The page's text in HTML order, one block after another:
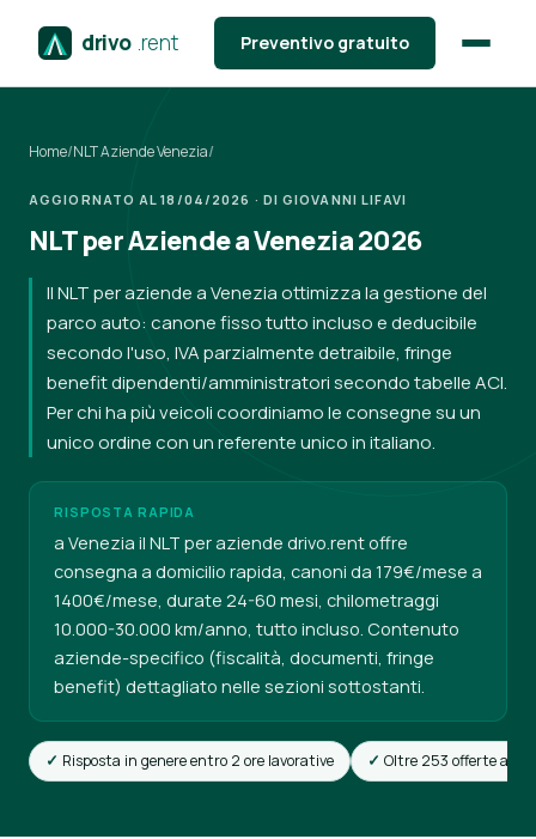
drivo .rent Preventivo gratuito
Home/NLT Aziende Venezia/
AGGIORNATO AL 18/04/2026 · DI GIOVANNI LIFAVI
NLT per Aziende a Venezia 2026
Il NLT per aziende a Venezia ottimizza la gestione del
parco auto: canone fisso tutto incluso e deducibile
secondo l'uso, IVA parzialmente detraibile, fringe
benefit dipendenti/amministratori secondo tabelle ACI.
Per chi ha più veicoli coordiniamo le consegne su un
unico ordine con un referente unico in italiano.
RISPOSTA RAPIDA
a Venezia il NLT per aziende drivo.rent offre
consegna a domicilio rapida, canoni da 179€/mese a
1400€/mese, durate 24-60 mesi, chilometraggi
10.000-30.000 km/anno, tutto incluso. Contenuto
aziende-specifico (fiscalità, documenti, fringe
benefit) dettagliato nelle sezioni sottostanti.
Risposta in genere entro 2 ore lavorative Oltre 253 offerte attive